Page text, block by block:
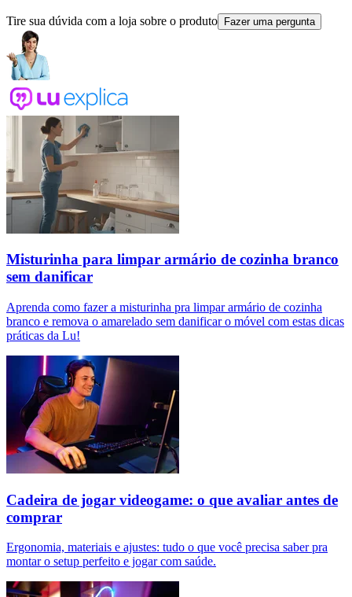
Tire sua dúvida com a loja sobre o produto Fazer uma pergunta
Misturinha para limpar armário de cozinha branco
sem danificar
Aprenda como fazer a misturinha pra limpar armário de cozinha
branco e remova o amarelado sem danificar o móvel com estas dicas
práticas da Lu!
Cadeira de jogar videogame: o que avaliar antes de
comprar
Ergonomia, materiais e ajustes: tudo o que você precisa saber pra
montar o setup perfeito e jogar com saúde.